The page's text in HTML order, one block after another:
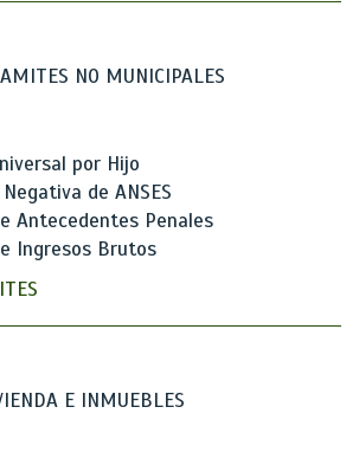
NO MUNICIPALES
por Hijo
de ANSES
Antecedentes Penales
Ingresos Brutos
E INMUEBLES